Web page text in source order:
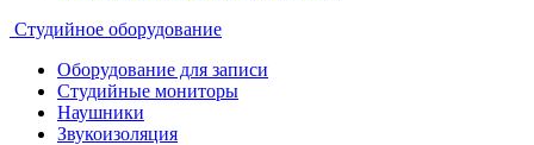
Студийное оборудование
Оборудование для записи
Студийные мониторы
Наушники
Звукоизоляция